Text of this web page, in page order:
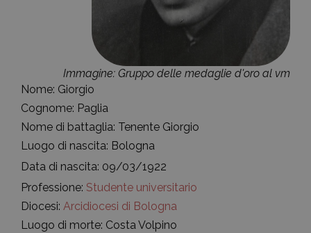
Immagine: Gruppo delle medaglie d'oro al vm
Nome: Giorgio
Cognome: Paglia
Nome di battaglia: Tenente Giorgio
Luogo di nascita: Bologna
Data di nascita: 09/03/1922
Professione: Studente universitario
Diocesi:Arcidiocesi di Bologna
Luogo di morte: Costa Volpino